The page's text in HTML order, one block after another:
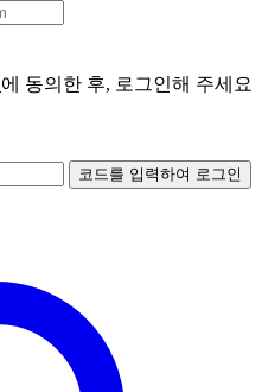
에 동의한 후, 로그인해 주세요
코드를 입력하여 로그인